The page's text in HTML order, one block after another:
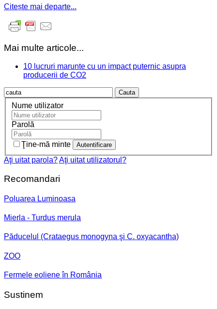
Citește mai departe...
Mai multe articole...
10 lucruri marunte cu un impact puternic asupra
producerii de CO2
Cauta
Nume utilizator
Parolă
Ţine-mă minte
Aţi uitat parola?Aţi uitat utilizatorul?
Recomandari
Poluarea Luminoasa
Mierla - Turdus merula
Păducelul (Crataegus monogyna şi C. oxyacantha)
ZOO
Fermele eoliene în România
Sustinem